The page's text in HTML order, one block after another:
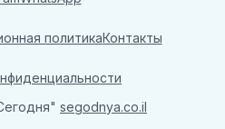
политикаКонтакты
segodnya.co.il